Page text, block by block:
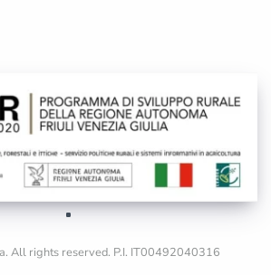
All rights reserved. P.I. IT00492040316